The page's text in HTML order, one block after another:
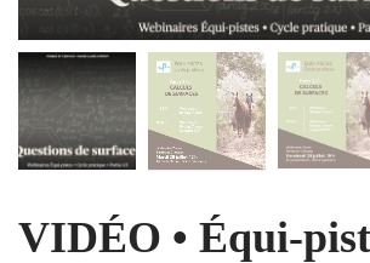
VIDÉO • Équi-